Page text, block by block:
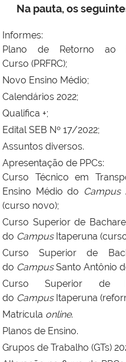
Na pauta, os
Informes:
Plano de Retorno ao
Curso (PRFRC);
Novo Ensino Médio;
Calendários 2022;
Qualifica +;
Edital SEB Nº 17/2022;
Assuntos diversos.
Apresentação de PPCs:
Curso Técnico em
Ensino Médio do Campus
(curso novo);
Curso Superior de
do Campus Itaperuna
Curso Superior de
do CampusSanto Antônio
Curso Superior de
do Campus Itaperuna
Matrícula online.
Planos de Ensino.
Grupos de Trabalho (GTs)